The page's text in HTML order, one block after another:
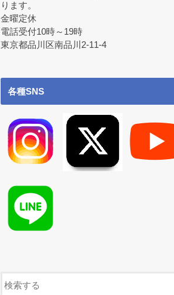
ります。
金曜定休
電話受付10時～19時
東京都品川区南品川2-11-4
各種SNS